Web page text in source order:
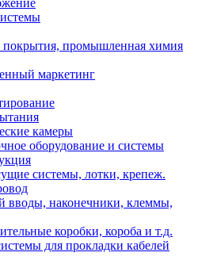
промышленная химия
маркетинг
камеры
оборудование и системы
системы, лотки, крепеж.
вводы, наконечники, клеммы,
коробки, короба и т.д.
для прокладки кабелей